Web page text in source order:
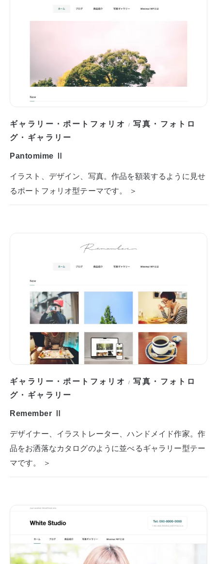
ギャラリー・ポートフォリオ /写真・フォトロ
グ・ギャラリー
Pantomime Ⅱ
イラスト、デザイン、写真。作品を額装するように見せ
るポートフォリオ型テーマです。 ＞
ギャラリー・ポートフォリオ /写真・フォトロ
グ・ギャラリー
Remember Ⅱ
デザイナー、イラストレーター、ハンドメイド作家。作
品をお洒落なカタログのように並べるギャラリー型テー
マです。 ＞